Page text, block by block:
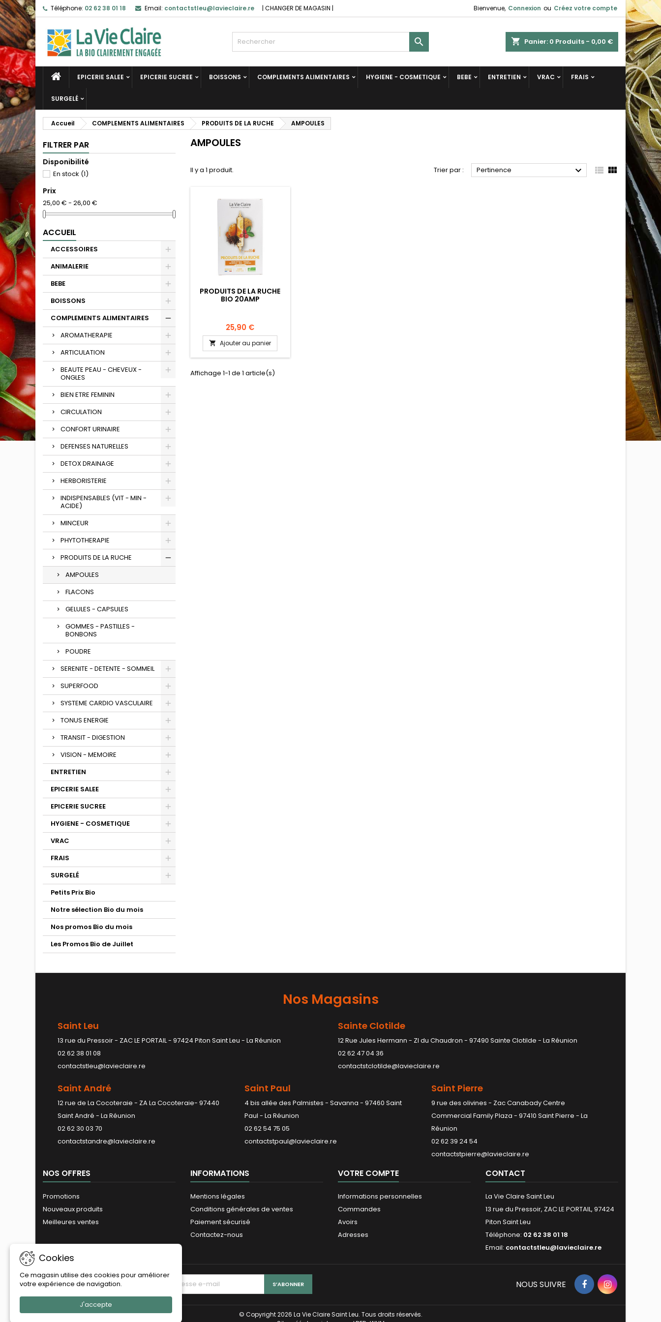
Téléphone: 02 62 38 01 18 Email: contactstleu@lavieclaire.re | CHANGER DE MAGASIN | Bienvenue, Connexion ou Créez votre compte
shopping_cart Panier: 0 Produits - 0,00 €

EPICERIE SALEE EPICERIE SUCREE BOISSONS COMPLEMENTS ALIMENTAIRES HYGIENE - COSMETIQUE BEBE ENTRETIEN VRAC FRAIS
SURGELÉ
Accueil COMPLEMENTS ALIMENTAIRES PRODUITS DE LA RUCHE AMPOULES
FILTRER PAR
Disponibilité
En stock (1)
Prix
25,00 € - 26,00 €
ACCUEIL
ACCESSOIRES
ANIMALERIE
BEBE
BOISSONS
COMPLEMENTS ALIMENTAIRES
AROMATHERAPIE
ARTICULATION
BEAUTE PEAU - CHEVEUX -
ONGLES
BIEN ETRE FEMININ
CIRCULATION
CONFORT URINAIRE
DEFENSES NATURELLES
DETOX DRAINAGE
HERBORISTERIE
INDISPENSABLES (VIT - MIN -
ACIDE)
MINCEUR
PHYTOTHERAPIE
PRODUITS DE LA RUCHE
AMPOULES
FLACONS
GELULES - CAPSULES
GOMMES - PASTILLES -
BONBONS
POUDRE
SERENITE - DETENTE - SOMMEIL
SUPERFOOD
SYSTEME CARDIO VASCULAIRE
TONUS ENERGIE
TRANSIT - DIGESTION
VISION - MEMOIRE
ENTRETIEN
EPICERIE SALEE
EPICERIE SUCREE
HYGIENE - COSMETIQUE
VRAC
FRAIS
SURGELÉ
Petits Prix Bio
Notre sélection Bio du mois
Nos promos Bio du mois
Les Promos Bio de Juillet
AMPOULES
Il y a 1 produit. Trier par : Pertinence   
PRODUITS DE LA RUCHE
BIO 20AMP
25,90 €
 Ajouter au panier
Affichage 1-1 de 1 article(s)
Nos Magasins
Saint Leu
13 rue du Pressoir - ZAC LE PORTAIL - 97424 Piton Saint Leu - La Réunion
02 62 38 01 08
contactstleu@lavieclaire.re
Sainte Clotilde
12 Rue Jules Hermann - ZI du Chaudron - 97490 Sainte Clotilde - La Réunion
02 62 47 04 36
contactstclotilde@lavieclaire.re
Saint André
12 rue de La Cocoteraie - ZA La Cocoteraie- 97440
Saint André - La Réunion
02 62 30 03 70
contactstandre@lavieclaire.re
Saint Paul
4 bis allée des Palmistes - Savanna - 97460 Saint
Paul - La Réunion
02 62 54 75 05
contactstpaul@lavieclaire.re
Saint Pierre
9 rue des olivines - Zac Canabady Centre
Commercial Family Plaza - 97410 Saint Pierre - La
Réunion
02 62 39 24 54
contactstpierre@lavieclaire.re
NOS OFFRES
Promotions
Nouveaux produits
Meilleures ventes
INFORMATIONS
Mentions légales
Conditions générales de ventes
Paiement sécurisé
Contactez-nous
VOTRE COMPTE
Informations personnelles
Commandes
Avoirs
Adresses
CONTACT
La Vie Claire Saint Leu
13 rue du Pressoir, ZAC LE PORTAIL, 97424
Piton Saint Leu
Téléphone: 02 62 38 01 18
Email: contactstleu@lavieclaire.re
Cookies
Ce magasin utilise des cookies pour améliorer
votre expérience de navigation.
J'accepte
NOUS SUIVRE
LETTRE D'INFORMATIONS
© Copyright 2026 La Vie Claire Saint Leu. Tous droits réservés.